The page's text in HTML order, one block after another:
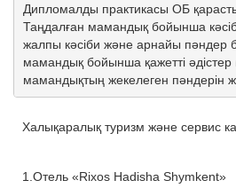
Дипломалды практикасы ОБ
Таңдалған мамандық бойынша
жалпы кәсіби және арнайы пәндер
мамандық бойынша қажетті
мамандықтың жекелеген пәндерін
Халықаралық туризм және сервис
1.Отель «Rixos Hadisha Shymkent»